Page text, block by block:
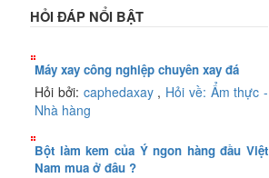
HỎI ĐÁP NỔI BẬT
Máy xay công nghiệp chuyên xay đá
Hỏi bởi: caphedaxay , Hỏi về: Ẩm thực -
Nhà hàng
Bột làm kem của Ý ngon hàng đầu Việt
Nam mua ở đâu ?